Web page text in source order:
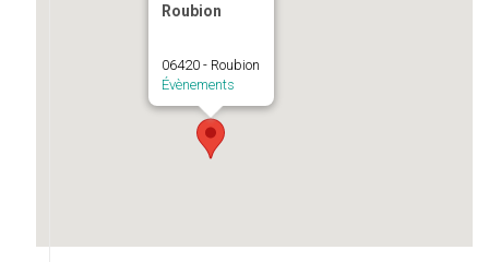
Roubion
06420 - Roubion
Évènements